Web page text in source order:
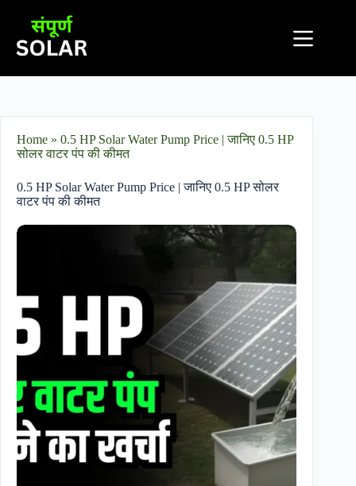
Home » 0.5 HP Solar Water Pump Price | जानिए 0.5 HP
सोलर वाटर पंप की कीमत
0.5 HP Solar Water Pump Price | जानिए 0.5 HP सोलर
वाटर पंप की कीमत